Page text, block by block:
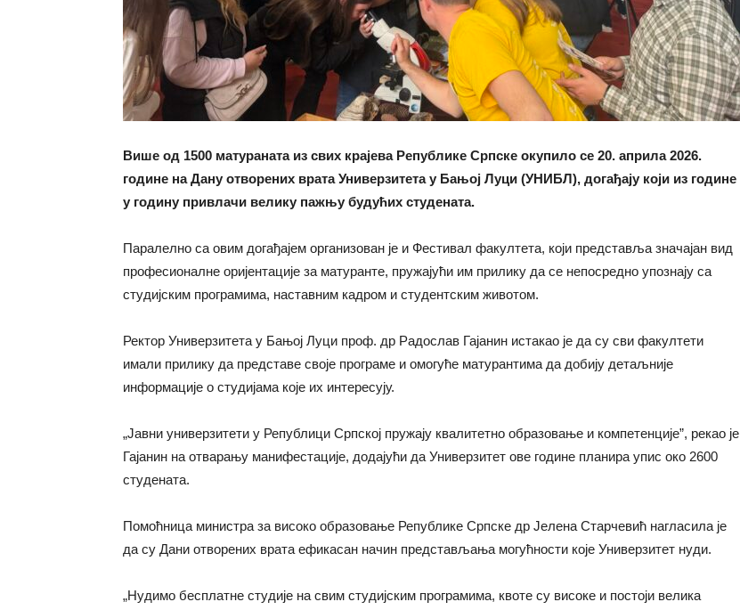
Више од 1500 матураната из свих крајева Републике Српске окупило се 20. априла 2026.
године на Дану отворених врата Универзитета у Бањој Луци (УНИБЛ), догађају који из године
у годину привлачи велику пажњу будућих студената.
Паралелно са овим догађајем организован је и Фестивал факултета, који представља значајан вид
професионалне оријентације за матуранте, пружајући им прилику да се непосредно упознају са
студијским програмима, наставним кадром и студентским животом.
Ректор Универзитета у Бањој Луци проф. др Радослав Гајанин истакао је да су сви факултети
имали прилику да представе своје програме и омогуће матурантима да добију детаљније
информације о студијама које их интересују.
„Јавни универзитети у Републици Српској пружају квалитетно образовање и компетенције”, рекао је
Гајанин на отварању манифестације, додајући да Универзитет ове године планира упис око 2600
студената.
Помоћница министра за високо образовање Републике Српске др Јелена Старчевић нагласила је
да су Дани отворених врата ефикасан начин представљања могућности које Универзитет нуди.
„Нудимо бесплатне студије на свим студијским програмима, квоте су високе и постоји велика